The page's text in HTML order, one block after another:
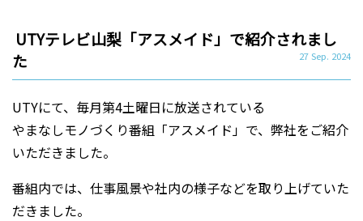
UTYテレビ山梨「アスメイド」で紹介されまし
た
27 Sep. 2024
UTYにて、毎月第4土曜日に放送されている
やまなしモノづくり番組「アスメイド」で、弊社をご紹介
いただきました。
番組内では、仕事風景や社内の様子などを取り上げていた
だきました。